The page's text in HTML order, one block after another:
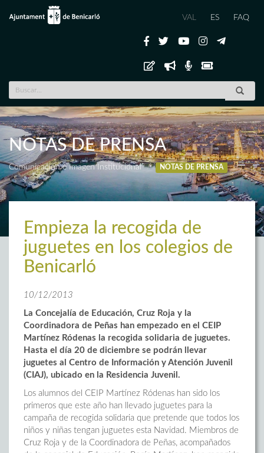
VAL ES FAQ
NOTAS DE PRENSA
Comunicación e Imagen Institucional NOTAS DE PRENSA
Empieza la recogida de
juguetes en los colegios de
Benicarló
10/12/2013
La Concejalía de Educación, Cruz Roja y la
Coordinadora de Peñas han empezado en el CEIP
Martínez Ródenas la recogida solidaria de juguetes.
Hasta el día 20 de diciembre se podrán llevar
juguetes al Centro de Información y Atención Juvenil
(CIAJ), ubicado en la Residencia Juvenil.
Los alumnos del CEIP Martínez Ródenas han sido los
primeros que este año han llevado juguetes para la
campaña de recogida solidaria que pretende que todos los
niños y niñas tengan juguetes esta Navidad. Miembros de
Cruz Roja y de la Coordinadora de Peñas, acompañados